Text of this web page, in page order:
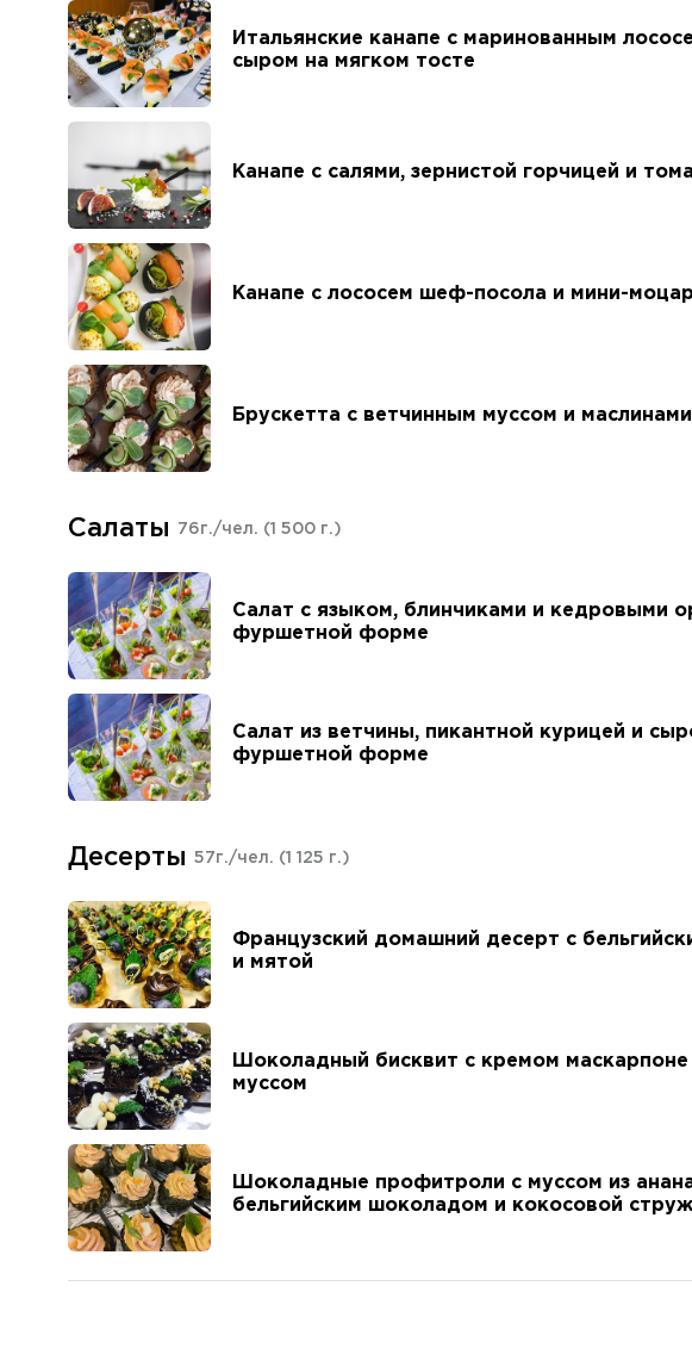
Итальянские канапе с маринованным
сыром на мягком тосте
Канапе с салями, зернистой горчицей и
Канапе с лососем шеф-посола и мини-
Брускетта с ветчинным муссом и маслинами
Салаты 76г./чел. (1 500 г.)
Салат с языком, блинчиками и кедровыми
фуршетной форме
Салат из ветчины, пикантной курицей и
фуршетной форме
Десерты 57г./чел. (1 125 г.)
Французский домашний десерт с
и мятой
Шоколадный бисквит с кремом
муссом
Шоколадные профитроли с муссом из
бельгийским шоколадом и кокосовой